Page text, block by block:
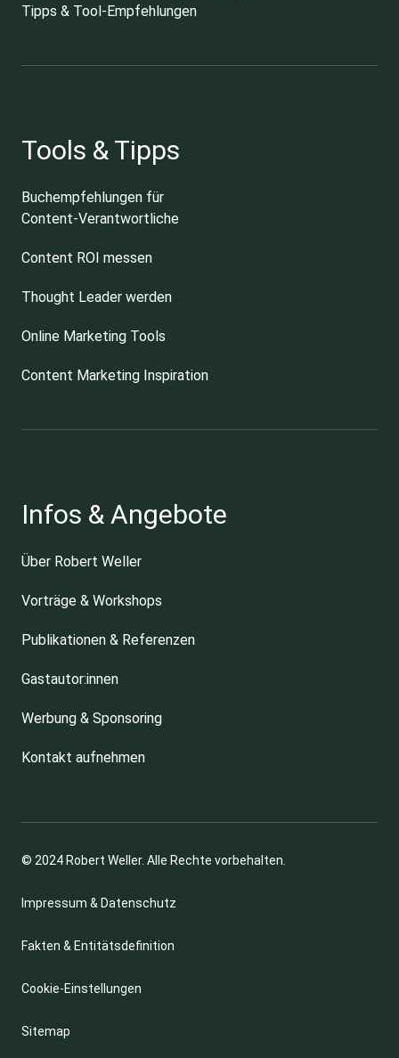
Tipps & Tool-Empfehlungen
Tools & Tipps
Buchempfehlungen für
Content-Verantwortliche
Content ROI messen
Thought Leader werden
Online Marketing Tools
Content Marketing Inspiration
Infos & Angebote
Über Robert Weller
Vorträge & Workshops
Publikationen & Referenzen
Gastautor:innen
Werbung & Sponsoring
Kontakt aufnehmen
© 2024 Robert Weller. Alle Rechte vorbehalten.
Impressum & Datenschutz
Fakten & Entitätsdefinition
Cookie-Einstellungen
Sitemap